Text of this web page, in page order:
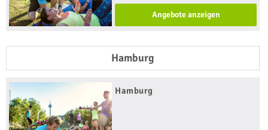
Angebote anzeigen
Hamburg
Hamburg